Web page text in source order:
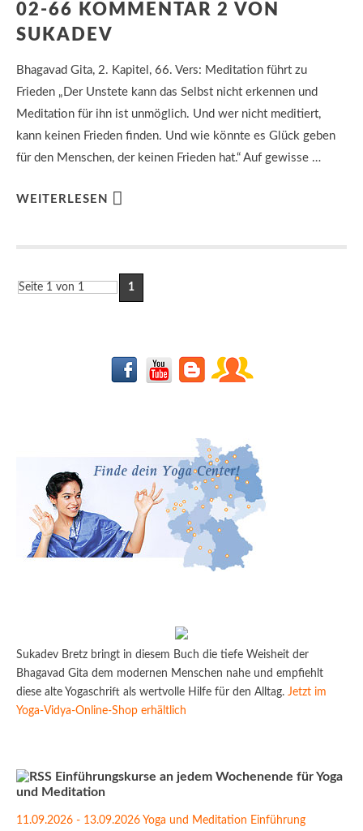
02-66 KOMMENTAR 2 VON
SUKADEV
Bhagavad Gita, 2. Kapitel, 66. Vers: Meditation führt zu
Frieden „Der Unstete kann das Selbst nicht erkennen und
Meditation für ihn ist unmöglich. Und wer nicht meditiert,
kann keinen Frieden finden. Und wie könnte es Glück geben
für den Menschen, der keinen Frieden hat.“ Auf gewisse …
WEITERLESEN
Seite 1 von 1 1
Sukadev Bretz bringt in diesem Buch die tiefe Weisheit der
Bhagavad Gita dem modernen Menschen nahe und empfiehlt
diese alte Yogaschrift als wertvolle Hilfe für den Alltag. Jetzt im
Yoga-Vidya-Online-Shop erhältlich
Einführungskurse an jedem Wochenende für Yoga
und Meditation
11.09.2026 - 13.09.2026 Yoga und Meditation Einführung